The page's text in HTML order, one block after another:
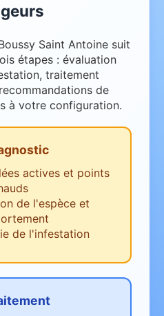
Saint Antoine suit
étapes : évaluation
traitement
de
à votre configuration.
actives et points
de l'espèce et
de l'infestation